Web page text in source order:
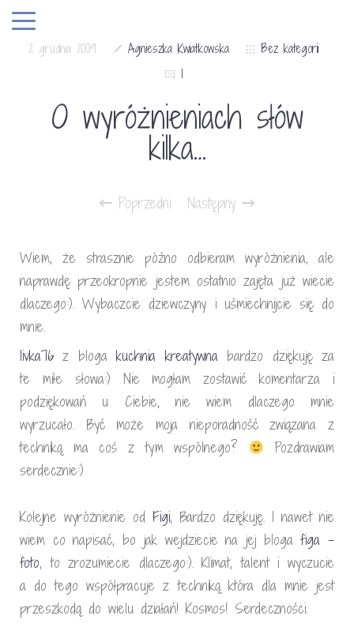
2 grudnia 2009 Agnieszka Kwiatkowska
Bez kategorii
1
O wyróżnieniach słów
kilka…
Poprzedni Następny
Wiem, że strasznie późno odbieram wyróżnienia, ale
naprawdę przeokropnie jestem ostatnio zajęta już wiecie
dlaczego:). Wybaczcie dziewczyny i uśmiechnijcie się do
mnie.
Iivka76 z blogakuchnia kreatywna bardzo dziękuję za
te miłe słowa:) Nie mogłam zostawić komentarza i
podziękowań u Ciebie, nie wiem dlaczego mnie
wyrzucało. Być może moja nieporadność związana z
techniką ma coś z tym wspólnego?
Pozdrawiam
serdecznie:)
Kolejne wyróżnienie od Figi, Bardzo dziękuję. I nawet nie
wiem co napisać, bo jak wejdziecie na jej blogafiga –
foto, to zrozumiecie dlaczego:). Klimat, talent i wyczucie
a do tego współpracuje z techniką która dla mnie jest
przeszkodą do wielu działań! Kosmos! Serdeczności.